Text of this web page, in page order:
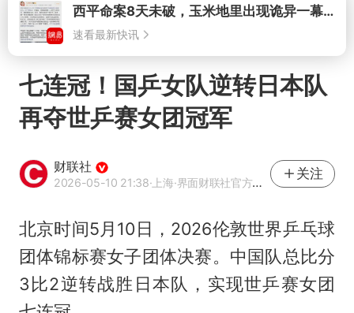
七连冠！国乒女队逆转日本队
再夺世乒赛女团冠军
财联社
2026-05-10 21:38·上海·界面财联社官方账号
关注
北京时间5月10日，2026伦敦世界乒乓球
团体锦标赛女子团体决赛。中国队总比分
3比2逆转战胜日本队，实现世乒赛女团